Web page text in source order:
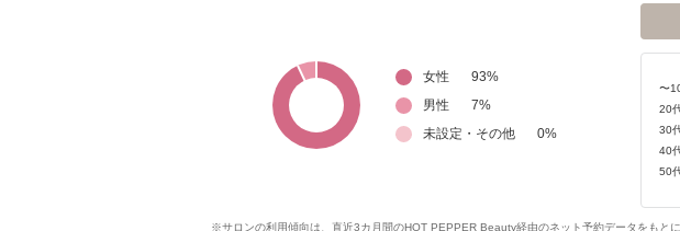
女性 93%
男性
7%
未設定・その他
0%
〜
20
30
40
50
※サロンの利用傾向は、直近3カ月間のHOT PEPPER Beauty経由のネット予約データをもとに